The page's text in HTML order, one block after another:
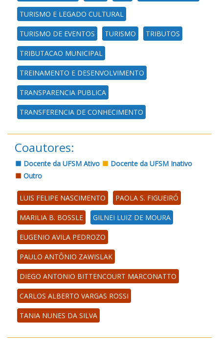
TURISMO E LEGADO CULTURAL
TURISMO DE EVENTOS TURISMO TRIBUTOS
TRIBUTACAO MUNICIPAL
TREINAMENTO E DESENVOLVIMENTO
TRANSPARENCIA PUBLICA
TRANSFERENCIA DE CONHECIMENTO
Coautores:
Docente da UFSM Ativo
Docente da UFSM Inativo
Outro
LUIS FELIPE NASCIMENTO PAOLA S. FIGUEIRÓ
MARILIA B. BOSSLE GILNEI LUIZ DE MOURA
EUGENIO AVILA PEDROZO
PAULO ANTÔNIO ZAWISLAK
DIEGO ANTONIO BITTENCOURT MARCONATTO
CARLOS ALBERTO VARGAS ROSSI
TANIA NUNES DA SILVA